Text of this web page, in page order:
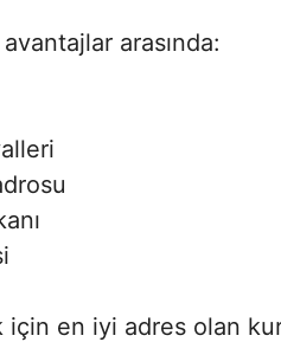
arasında:
için en iyi adres olan